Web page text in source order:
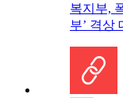
복지부,
부’ 격상